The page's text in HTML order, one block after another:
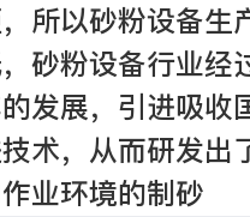
所以砂粉设备生
砂粉设备行业经
发展，引进吸收
术，从而研发出
业环境的制砂